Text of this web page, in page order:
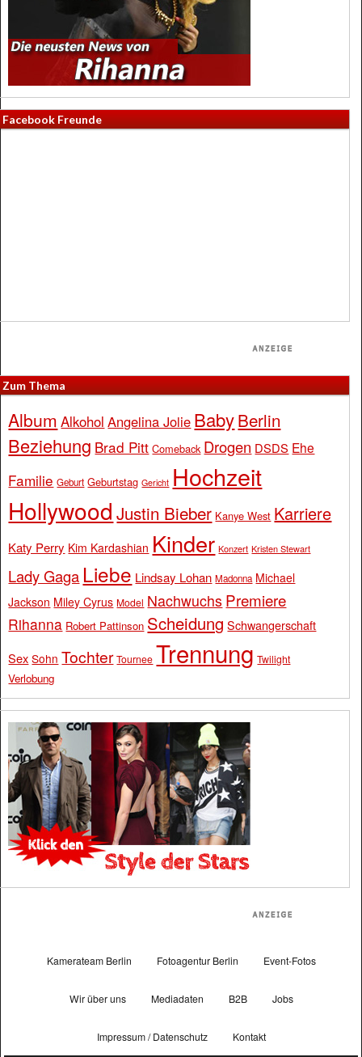
Facebook Freunde
Zum Thema
Album Alkohol Angelina Jolie BabyBerlin
Beziehung Brad Pitt Comeback Drogen DSDS Ehe
Familie Geburt Geburtstag Gericht Hochzeit
Hollywood Justin Bieber Kanye West Karriere
Katy Perry Kim Kardashian Kinder Konzert Kristen Stewart
Lady Gaga Liebe Lindsay Lohan Madonna Michael
Jackson Miley Cyrus Model Nachwuchs Premiere
Rihanna Robert Pattinson Scheidung Schwangerschaft
Sex Sohn Tochter Tournee Trennung Twilight
Verlobung
Kamerateam Berlin Fotoagentur Berlin Event-Fotos
Wir über uns Mediadaten B2B Jobs
Impressum / Datenschutz Kontakt